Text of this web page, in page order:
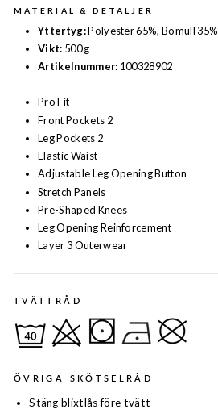
MATERIAL & DETALJER
Yttertyg:Polyester 65%, Bomull 35%
Vikt: 500 g
Artikelnummer: 100328902
Pro Fit
Front Pockets 2
Leg Pockets 2
Elastic Waist
Adjustable Leg Opening Button
Stretch Panels
Pre-Shaped Knees
Leg Opening Reinforcement
Layer 3 Outerwear
TVÄTTRÅD
ÖVRIGA SKÖTSELRÅD
Stäng blixtlås före tvätt